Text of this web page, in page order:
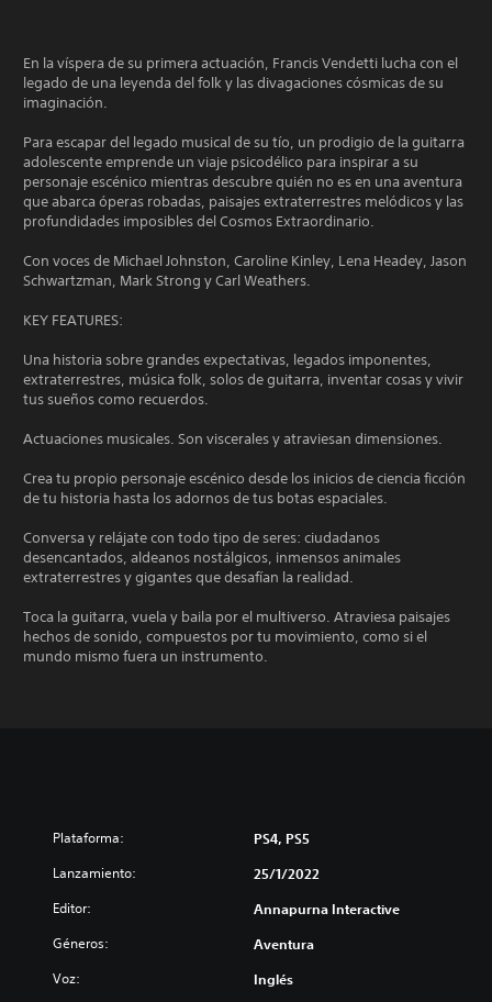
En la víspera de su primera actuación, Francis Vendetti lucha con el
legado de una leyenda del folk y las divagaciones cósmicas de su
imaginación.
Para escapar del legado musical de su tío, un prodigio de la guitarra
adolescente emprende un viaje psicodélico para inspirar a su
personaje escénico mientras descubre quién no es en una aventura
que abarca óperas robadas, paisajes extraterrestres melódicos y las
profundidades imposibles del Cosmos Extraordinario.
Con voces de Michael Johnston, Caroline Kinley, Lena Headey, Jason
Schwartzman, Mark Strong y Carl Weathers.
KEY FEATURES:
Una historia sobre grandes expectativas, legados imponentes,
extraterrestres, música folk, solos de guitarra, inventar cosas y vivir
tus sueños como recuerdos.
Actuaciones musicales. Son viscerales y atraviesan dimensiones.
Crea tu propio personaje escénico desde los inicios de ciencia ficción
de tu historia hasta los adornos de tus botas espaciales.
Conversa y relájate con todo tipo de seres: ciudadanos
desencantados, aldeanos nostálgicos, inmensos animales
extraterrestres y gigantes que desafían la realidad.
Toca la guitarra, vuela y baila por el multiverso. Atraviesa paisajes
hechos de sonido, compuestos por tu movimiento, como si el
mundo mismo fuera un instrumento.
Plataforma: PS4, PS5
Lanzamiento: 25/1/2022
Editor: Annapurna Interactive
Géneros: Aventura
Voz: Inglés